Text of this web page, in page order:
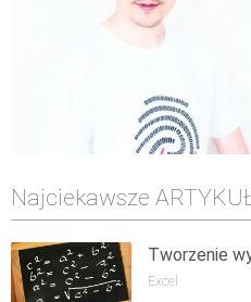
Najciekawsze
Tworzenie
Excel